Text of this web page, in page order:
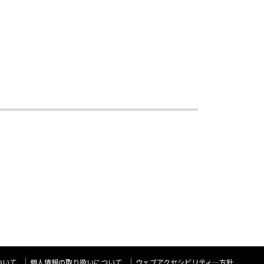
いて 個人情報の取り扱いについて ウェブアクセシビリティ―方針